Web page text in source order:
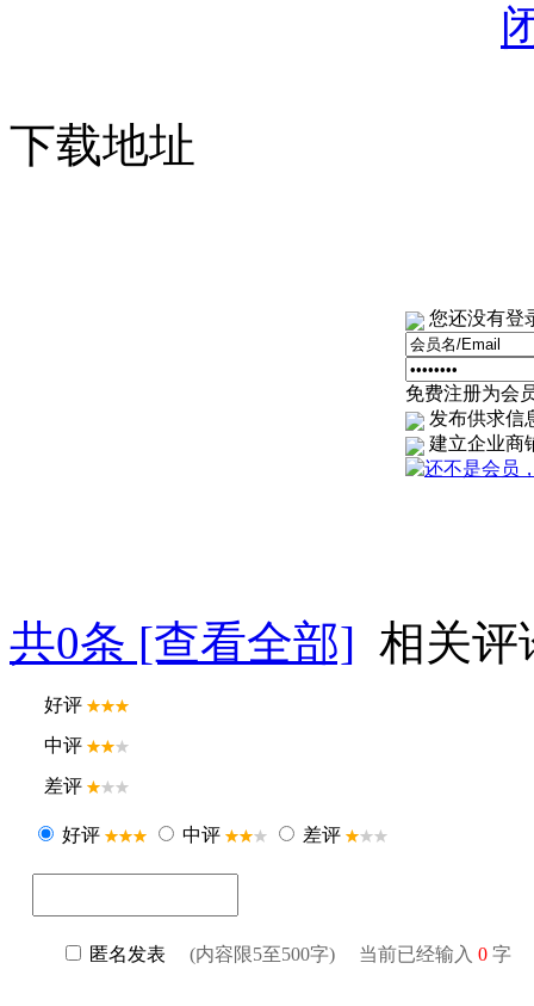
下载地址
您还没有登
免费注册为会
发布供求信
建立企业商
共0条 [查看全部] 相关评